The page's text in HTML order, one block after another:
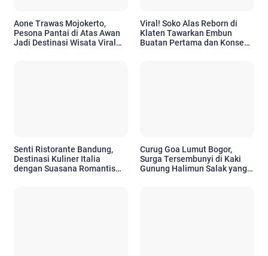
Aone Trawas Mojokerto,
Pesona Pantai di Atas Awan
Jadi Destinasi Wisata Viral
Viral! Soko Alas Reborn di
Klaten Tawarkan Embun
Buatan Pertama dan Konsep
Senti Ristorante Bandung,
Destinasi Kuliner Italia
dengan Suasana Romantis
Curug Goa Lumut Bogor,
Surga Tersembunyi di Kaki
Gunung Halimun Salak yang